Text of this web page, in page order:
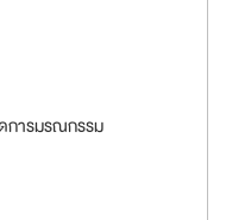
ดการมรณกรรม